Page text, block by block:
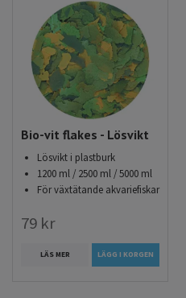
Bio-vit flakes - Lösvikt
Lösvikt i plastburk
1200 ml / 2500 ml / 5000 ml
För växtätande akvariefiskar
79 kr
LÄS MER LÄGG I KORGEN